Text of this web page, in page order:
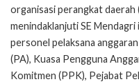
organisasi perangkat
menindaklanjuti SE
personel pelaksana
(PA), Kuasa Pengguna
Komitmen (PPK), Pejabat